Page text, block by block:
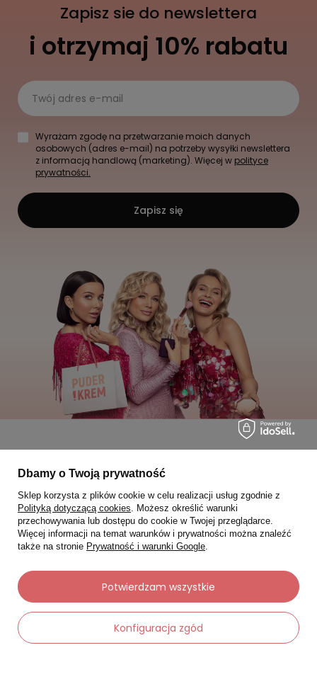
Zapisz sie do newslettera
i otrzymaj 10% rabatu
Twój adres e-mail
Wyrażam zgodę na przetwarzanie moich danych
osobowych (adres e-mail) na potrzeby wysyłki newslettera
z informacją handlową (marketing). Więcej w polityce
prywatności.
Zapisz się
Moje zamówienia
Status zamówienia
Śledzenie przesyłki
Chcę zareklamować produkt
Chcę zwrócić produkt
Chcę wymienić towar
Kontakt
Dbamy o Twoją prywatność
Sklep korzysta z plików cookie w celu realizacji usług zgodnie z
Polityką dotyczącą cookies. Możesz określić warunki
przechowywania lub dostępu do cookie w Twojej przeglądarce.
Więcej informacji na temat warunków i prywatności można znaleźć
także na stronie Prywatność i warunki Google.
Konfiguracja zgód
Potwierdzam wszystkie